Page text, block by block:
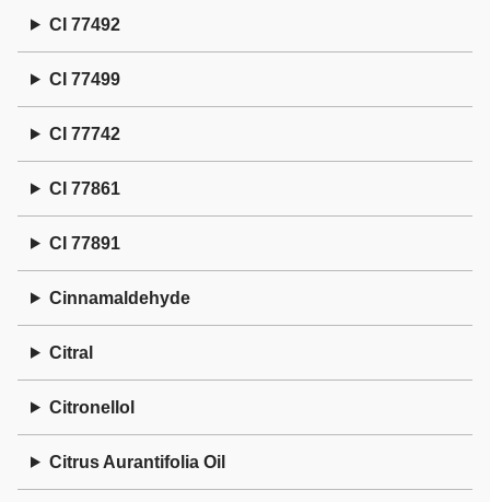
CI 77492
CI 77499
CI 77742
CI 77861
CI 77891
Cinnamaldehyde
Citral
Citronellol
Citrus Aurantifolia Oil